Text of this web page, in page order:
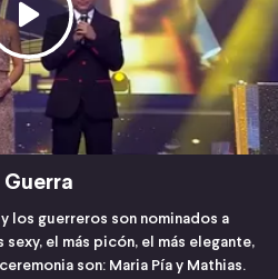
Guerra
los guerreros son nominados a
el más picón, el más elegante,
son: Maria Pía y Mathias.